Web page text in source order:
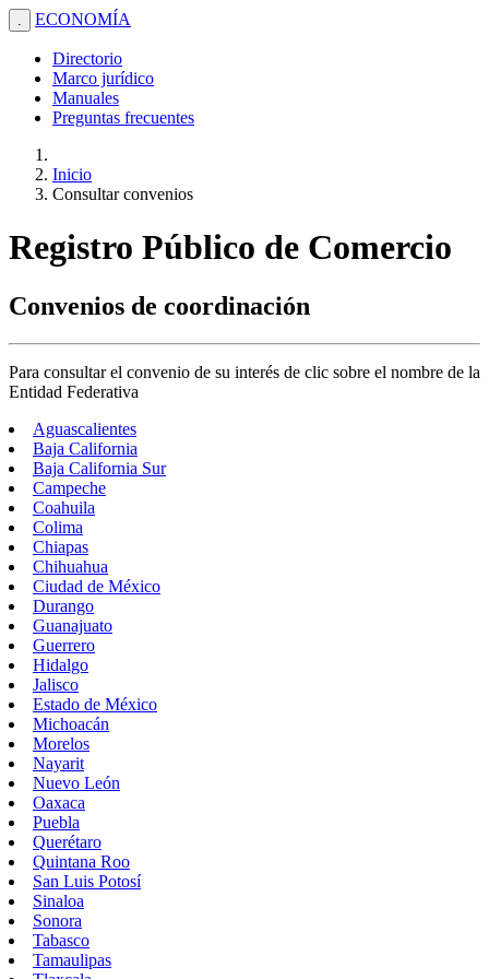
. ECONOMÍA
Directorio
Marco jurídico
Manuales
Preguntas frecuentes
Inicio
Consultar convenios
Registro Público de Comercio
Convenios de coordinación
Para consultar el convenio de su interés de clic sobre el nombre de la
Entidad Federativa
Aguascalientes
Baja California
Baja California Sur
Campeche
Coahuila
Colima
Chiapas
Chihuahua
Ciudad de México
Durango
Guanajuato
Guerrero
Hidalgo
Jalisco
Estado de México
Michoacán
Morelos
Nayarit
Nuevo León
Oaxaca
Puebla
Querétaro
Quintana Roo
San Luis Potosí
Sinaloa
Sonora
Tabasco
Tamaulipas